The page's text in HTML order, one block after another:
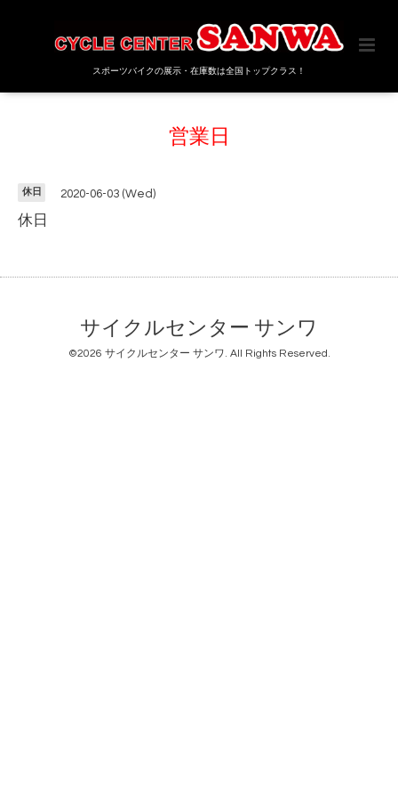
スポーツバイクの展示・在庫数は全国トップクラス！
営業日
休日 2020-06-03 (Wed)
休日
サイクルセンター サンワ
©2026 サイクルセンター サンワ. All Rights Reserved.